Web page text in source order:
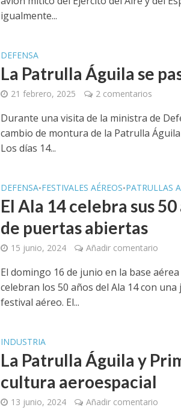
igualmente...
DEFENSA
La Patrulla Águila se
21 febrero, 2025 2 comentarios
Durante una visita de la ministra de
cambio de montura de la Patrulla Águila
Los días 14...
DEFENSA•FESTIVALES AÉREOS•PATRULLAS
El Ala 14 celebra sus
de puertas abiertas
15 junio, 2024 Añadir comentario
El domingo 16 de junio en la base
celebran los 50 años del Ala 14 con
festival aéreo. El...
INDUSTRIA
La Patrulla Águila y
cultura aeroespacial
13 junio, 2024 Añadir comentario